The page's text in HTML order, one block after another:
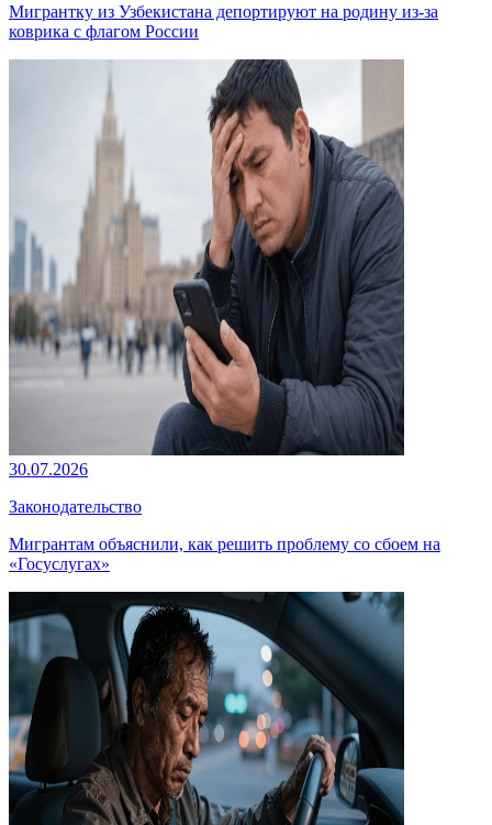
Мигрантку из Узбекистана депортируют на родину из-за
коврика с флагом России
30.07.2026
Законодательство
Мигрантам объяснили, как решить проблему со сбоем на
«Госуслугах»